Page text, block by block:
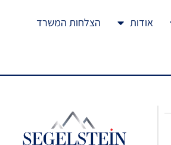
אודות הצלחות המשרד